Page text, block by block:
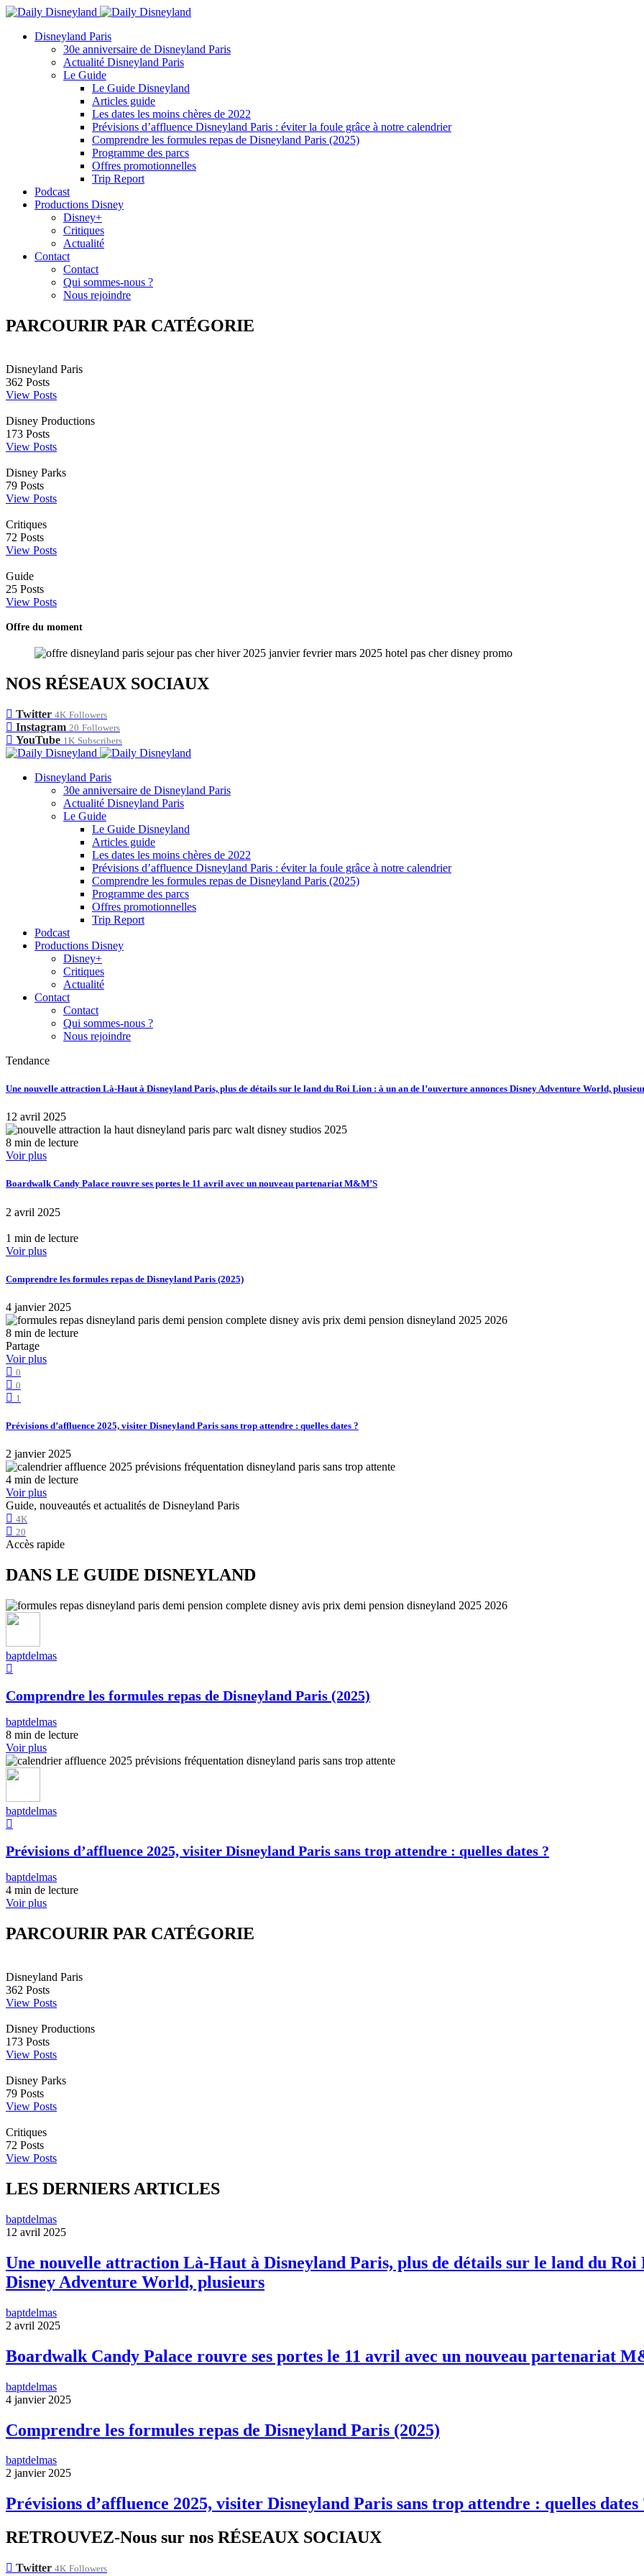
Disneyland Paris
30e anniversaire de Disneyland Paris
Actualité Disneyland Paris
Le Guide
Le Guide Disneyland
Articles guide
Les dates les moins chères de 2022
Prévisions d’affluence Disneyland Paris : éviter la foule grâce à notre calendrier
Comprendre les formules repas de Disneyland Paris (2025)
Programme des parcs
Offres promotionnelles
Trip Report
Podcast
Productions Disney
Disney+
Critiques
Actualité
Contact
Contact
Qui sommes-nous ?
Nous rejoindre
PARCOURIR PAR CATÉGORIE
Disneyland Paris
362 Posts
View Posts
Disney Productions
173 Posts
View Posts
Disney Parks
79 Posts
View Posts
Critiques
72 Posts
View Posts
Guide
25 Posts
View Posts
Offre du moment
NOS RÉSEAUX SOCIAUX
Twitter 4K Followers
Instagram 20 Followers
YouTube 1K Subscribers
Disneyland Paris
30e anniversaire de Disneyland Paris
Actualité Disneyland Paris
Le Guide
Le Guide Disneyland
Articles guide
Les dates les moins chères de 2022
Prévisions d’affluence Disneyland Paris : éviter la foule grâce à notre calendrier
Comprendre les formules repas de Disneyland Paris (2025)
Programme des parcs
Offres promotionnelles
Trip Report
Podcast
Productions Disney
Disney+
Critiques
Actualité
Contact
Contact
Qui sommes-nous ?
Nous rejoindre
Tendance
Une nouvelle attraction Là-Haut à Disneyland Paris, plus de détails sur le land du Roi Lion : à un an de l’ouverture annonces Disney Adventure World,
12 avril 2025
8 min de lecture
Voir plus
Boardwalk Candy Palace rouvre ses portes le 11 avril avec un nouveau partenariat M&M’S
2 avril 2025
1 min de lecture
Voir plus
Comprendre les formules repas de Disneyland Paris (2025)
4 janvier 2025
8 min de lecture
Partage
Voir plus
0
0
1
Prévisions d’affluence 2025, visiter Disneyland Paris sans trop attendre : quelles dates ?
2 janvier 2025
4 min de lecture
Voir plus
Guide, nouveautés et actualités de Disneyland Paris
4K
20
Accès rapide
DANS LE GUIDE DISNEYLAND
baptdelmas
Comprendre les formules repas de Disneyland Paris (2025)
baptdelmas
8 min de lecture
Voir plus
baptdelmas
Prévisions d’affluence 2025, visiter Disneyland Paris sans trop attendre : quelles dates ?
baptdelmas
4 min de lecture
Voir plus
PARCOURIR PAR CATÉGORIE
Disneyland Paris
362 Posts
View Posts
Disney Productions
173 Posts
View Posts
Disney Parks
79 Posts
View Posts
Critiques
72 Posts
View Posts
LES DERNIERS ARTICLES
baptdelmas
12 avril 2025
Une nouvelle attraction Là-Haut à Disneyland Paris, plus de détails sur le land du Roi
Disney Adventure World, plusieurs
baptdelmas
2 avril 2025
Boardwalk Candy Palace rouvre ses portes le 11 avril avec un nouveau partenariat
baptdelmas
4 janvier 2025
Comprendre les formules repas de Disneyland Paris (2025)
baptdelmas
2 janvier 2025
Prévisions d’affluence 2025, visiter Disneyland Paris sans trop attendre : quelles dates
RETROUVEZ-Nous sur nos RÉSEAUX SOCIAUX
Twitter 4K Followers